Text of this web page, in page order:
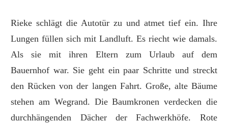
Rieke schlägt die Autotür zu und atmet tief ein. Ihre
Lungen füllen sich mit Landluft. Es riecht wie damals.
Als sie mit ihren Eltern zum Urlaub auf dem
Bauernhof war. Sie geht ein paar Schritte und streckt
den Rücken von der langen Fahrt. Große, alte Bäume
stehen am Wegrand. Die Baumkronen verdecken die
durchhängenden Dächer der Fachwerkhöfe. Rote